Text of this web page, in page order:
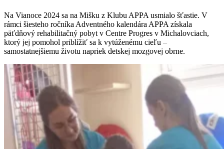
Na Vianoce 2024 sa na Mišku z Klubu APPA usmialo šťastie. V
rámci šiesteho ročníka Adventného kalendára APPA získala
päťdňový rehabilitačný pobyt v Centre Progres v Michalovciach,
ktorý jej pomohol priblížiť sa k vytúženému cieľu –
samostatnejšiemu životu napriek detskej mozgovej obrne.